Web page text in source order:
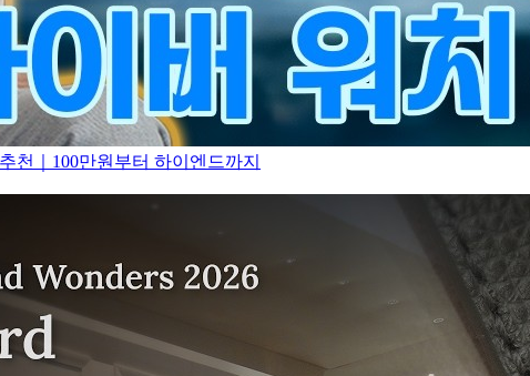
천｜100만원부터 하이엔드까지